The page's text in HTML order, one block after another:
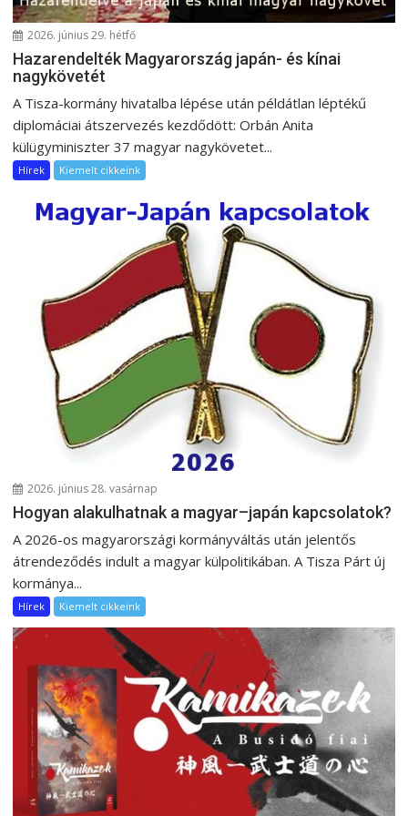
i
ó 2026. június 29. hétfő
Hazarendelték Magyarország japán- és kínai
nagykövetét
A Tisza-kormány hivatalba lépése után példátlan léptékű
diplomáciai átszervezés kezdődött: Orbán Anita
külügyminiszter 37 magyar nagykövetet...
Hírek Kiemelt cikkeink
2026. június 28. vasárnap
Hogyan alakulhatnak a magyar–japán kapcsolatok?
A 2026-os magyarországi kormányváltás után jelentős
átrendeződés indult a magyar külpolitikában. A Tisza Párt új
kormánya...
Hírek Kiemelt cikkeink